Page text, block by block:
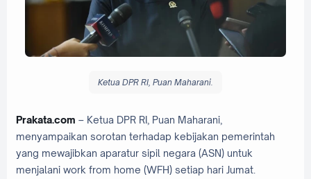
Ketua DPR RI, Puan Maharani.
Prakata.com – Ketua DPR RI, Puan Maharani,
menyampaikan sorotan terhadap kebijakan pemerintah
yang mewajibkan aparatur sipil negara (ASN) untuk
menjalani work from home (WFH) setiap hari Jumat.